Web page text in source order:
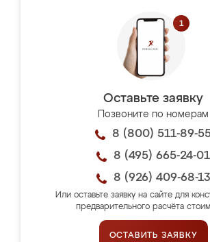
Оставьте заявку
Позвоните по номерам
8 (800) 511-89-
8 (495) 665-24-01
8 (926) 409-68-13
Или оставьте заявку на сайте для
предварительного расчёта
ОСТАВИТЬ ЗАЯВКУ